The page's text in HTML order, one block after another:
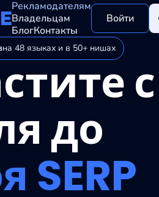
Рекламодателям
Владельцам
БлогКонтакты
Войти
на 48 языках и в 50+ нишах
с
до
SERP